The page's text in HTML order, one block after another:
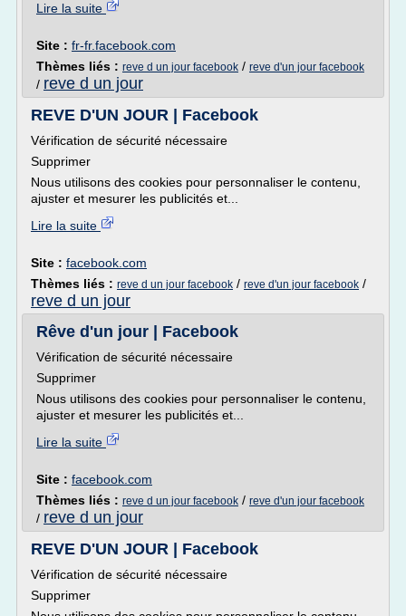
Lire la suite
Site : fr-fr.facebook.com
Thèmes liés : reve d un jour facebook / reve d'un jour facebook
/ reve d un jour
REVE D'UN JOUR | Facebook
Vérification de sécurité nécessaire
Supprimer
Nous utilisons des cookies pour personnaliser le contenu,
ajuster et mesurer les publicités et...
Lire la suite
Site : facebook.com
Thèmes liés : reve d un jour facebook / reve d'un jour facebook /
reve d un jour
Rêve d'un jour | Facebook
Vérification de sécurité nécessaire
Supprimer
Nous utilisons des cookies pour personnaliser le contenu,
ajuster et mesurer les publicités et...
Lire la suite
Site : facebook.com
Thèmes liés : reve d un jour facebook / reve d'un jour facebook
/ reve d un jour
REVE D'UN JOUR | Facebook
Vérification de sécurité nécessaire
Supprimer